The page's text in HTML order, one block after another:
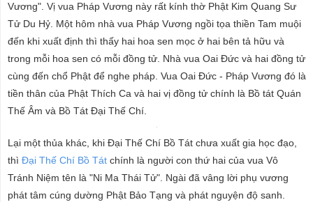
Vương". Vị vua Pháp Vương này rất kính thờ Phật Kim Quang Sư
Tử Du Hỷ. Một hôm nhà vua Pháp Vương ngồi tọa thiền Tam muội
đến khi xuất định thì thấy hai hoa sen mọc ở hai bên tả hữu và
trong mỗi hoa sen có mỗi đồng tử. Nhà vua Oai Đức và hai đồng tử
cùng đến chổ Phật để nghe pháp. Vua Oai Đức - Pháp Vương đó là
tiền thân của Phật Thích Ca và hai vị đồng tử chính là Bồ tát Quán
Thế Âm và Bồ Tát Đại Thế Chí.
Lại một thủa khác, khi Đại Thế Chí Bồ Tát chưa xuất gia học đạo,
thì Đại Thế Chí Bồ Tát chính là người con thứ hai của vua Vô
Tránh Niệm tên là "Ni Ma Thái Tử". Ngài đã vâng lời phụ vương
phát tâm cúng dường Phật Bảo Tạng và phát nguyện độ sanh.